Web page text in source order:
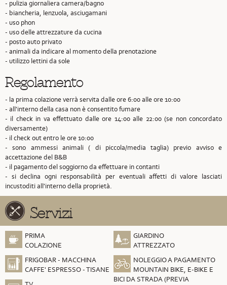
- pulizia giornaliera camera/bagno
- biancheria, lenzuola, asciugamani
- uso phon
- uso delle attrezzature da cucina
- posto auto privato
- animali da indicare al momento della prenotazione
- utilizzo lettini da sole
Regolamento
- la prima colazione verrà servita dalle ore 6:00 alle ore 10:00
- all'interno della casa non è consentito fumare
- il check in va effettuato dalle ore 14:00 alle 22:00 (se non concordato
diversamente)
- il check out entro le ore 10:00
- sono ammessi animali ( di piccola/media taglia) previo avviso e
accettazione del B&B
- il pagamento del soggiorno da effettuare in contanti
- si declina ogni responsabilità per eventuali affetti di valore lasciati
incustoditi all'interno della proprietà.
Servizi
PRIMA
COLAZIONE
FRIGOBAR - MACCHINA
CAFFE' ESPRESSO - TISANE
GIARDINO
ATTREZZATO
NOLEGGIO A PAGAMENTO
MOUNTAIN BIKE, E-BIKE E
BICI DA STRADA (PREVIA